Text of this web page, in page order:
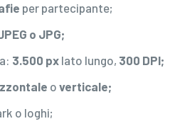
per partecipante;
o JPG;
3.500 pxlato lungo, 300 DPI;
o verticale;
o loghi;